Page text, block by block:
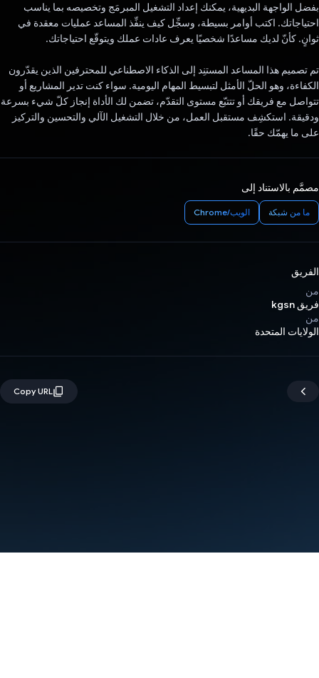
بفضل الواجهة البديهية، يمكنك إعداد التشغيل المبرمَج وتخصيصه بما يناسب
احتياجاتك. اكتب أوامر بسيطة، وسجِّل كيف ينفِّذ المساعد عمليات معقدة في
ثوانٍ. كأنّ لديك مساعدًا شخصيًا يعرف عادات عملك ويتوقّع احتياجاتك.
تم تصميم هذا المساعد المستنِد إلى الذكاء الاصطناعي للمحترفين الذين يقدّرون
الكفاءة، وهو الحلّ الأمثل لتبسيط المهام اليومية. سواء كنت تدير المشاريع أو
تتواصل مع فريقك أو تتتبّع مستوى التقدّم، تضمن لك الأداة إنجاز كلّ شيء بسرعة
ودقيقة. استكشِف مستقبل العمل، من خلال التشغيل الآلي والتحسين والتركيز
على ما يهمّك حقًا.
مصمَّم بالاستناد إلى
ما من شبكة الويب/Chrome
الفريق
من
فريق kgsn
من
الولايات المتحدة